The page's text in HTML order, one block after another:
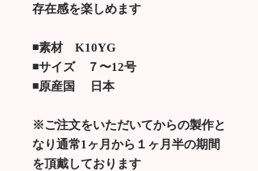
存在感を楽しめます
◾️素材 K10YG
◾️サイズ ７〜12号
◾️原産国 日本
※ご注文をいただいてからの製作と
なり通常1ヶ月から１ヶ月半の期間
を頂戴しております